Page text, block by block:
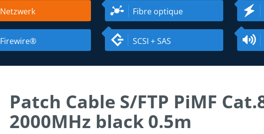
Netzwerk Fibre optique
Firewire® SCSI + SAS
Patch Cable S/FTP PiMF
2000MHz black 0.5m